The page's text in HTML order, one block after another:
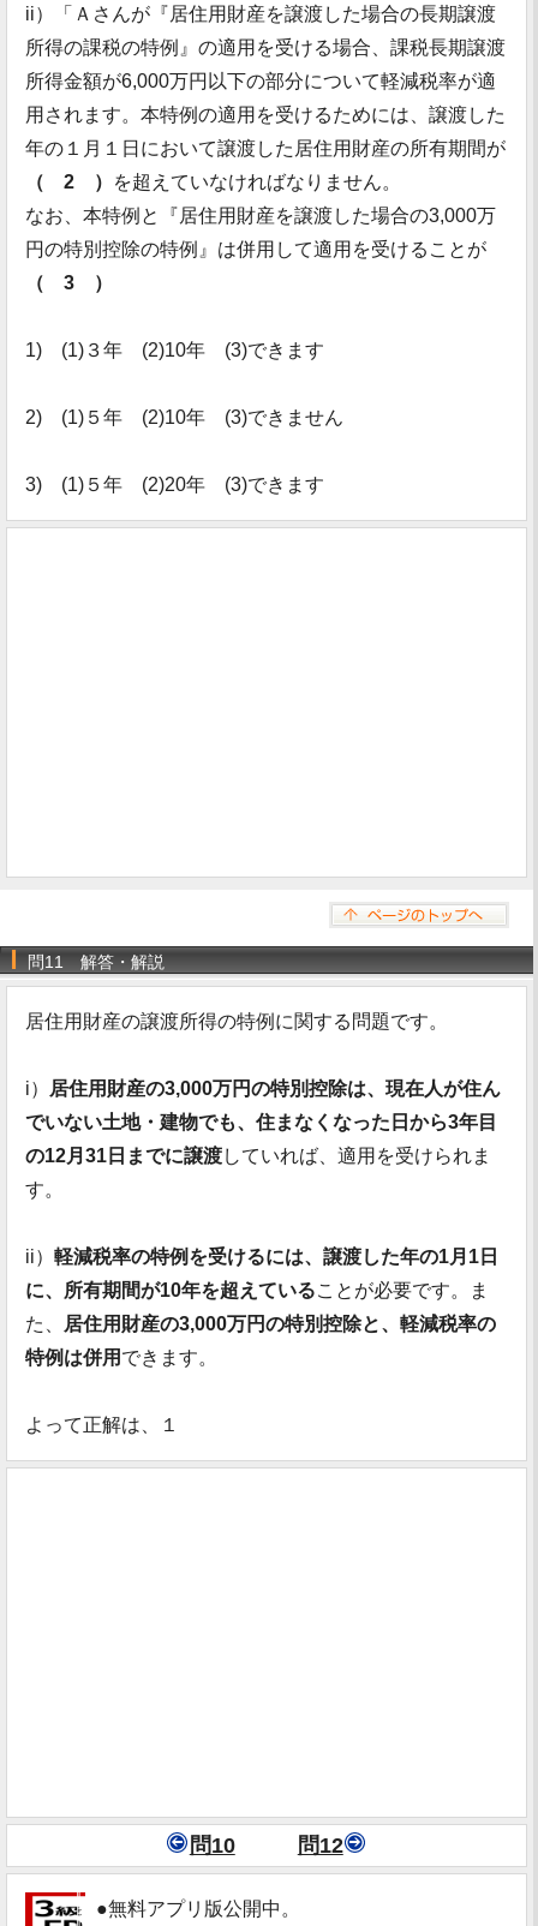
ii）「Ａさんが『居住用財産を譲渡した場合の長期譲渡
所得の課税の特例』の適用を受ける場合、課税長期譲渡
所得金額が6,000万円以下の部分について軽減税率が適
用されます。本特例の適用を受けるためには、譲渡した
年の１月１日において譲渡した居住用財産の所有期間が
（ 2 ）
を超えていなければなりません。
なお、本特例と『居住用財産を譲渡した場合の3,000万
円の特別控除の特例』は併用して適用を受けることが
（ 3 ）
1) (1)３年 (2)10年 (3)できます
2) (1)５年 (2)10年 (3)できません
3) (1)５年 (2)20年 (3)できます
問11 解答・解説
居住用財産の譲渡所得の特例に関する問題です。
i）
居住用財産の3,000万円の特別控除は、現在人が住ん
でいない土地・建物でも、住まなくなった日から3年目
の12月31日までに譲渡していれば、適用を受けられま
す。
ii） 軽減税率の特例を受けるには、譲渡した年の1月1日
に、所有期間が10年を超えていることが必要です。ま
た、
居住用財産の3,000万円の特別控除と、軽減税率の
特例は併用 できます。
よって正解は、１
問10 問12
●無料アプリ版公開中。